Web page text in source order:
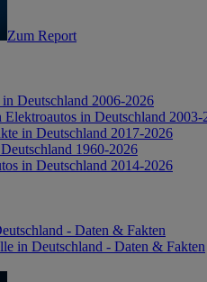
Zum Report
Deutschland 2006-2026
Elektroautos in Deutschland 2003-
in Deutschland 2017-2026
1960-2026
in Deutschland 2014-2026
- Daten & Fakten
in Deutschland - Daten & Fakten